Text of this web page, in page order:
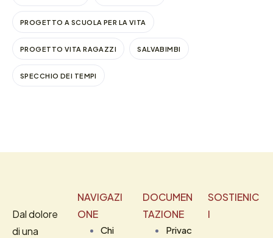
PROGETTO A SCUOLA PER LA VITA
PROGETTO VITA RAGAZZI SALVABIMBI
SPECCHIO DEI TEMPI
Dal dolore
di una
NAVIGAZI
ONE
Chi
DOCUMEN
TAZIONE
Privac
SOSTIENIC
I